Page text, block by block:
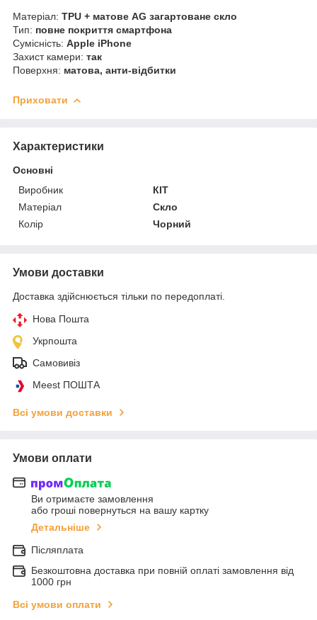
Матеріал: TPU + матове AG загартоване скло
Тип: повне покриття смартфона
Сумісність: Apple iPhone
Захист камери: так
Поверхня: матова, анти-відбитки
Приховати
Характеристики
Основні
Виробник
КІТ
Матеріал
Скло
Колір
Чорний
Умови доставки
Доставка здійснюється тільки по передоплаті.
Нова Пошта
Укрпошта
Самовивіз
Meest ПОШТА
Всі умови доставки
Умови оплати
Ви отримаєте замовлення
або гроші повернуться на вашу картку
Детальніше
Післяплата
Безкоштовна доставка при повній оплаті замовлення від
1000 грн
Всі умови оплати